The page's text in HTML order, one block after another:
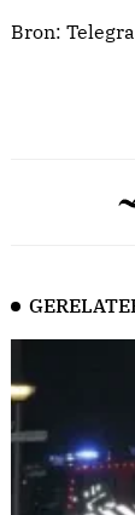
Bron: